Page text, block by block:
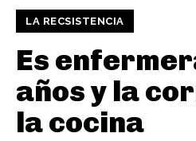
LA RECSISTENCIA
Es
años y la
la cocina